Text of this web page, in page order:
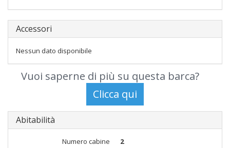
Accessori
Nessun dato disponibile
Vuoi saperne di più su questa barca?
Abitabilità
Numero cabine 2